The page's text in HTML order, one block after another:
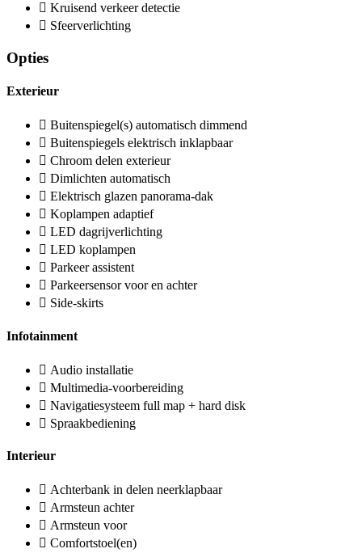
Kruisend verkeer detectie
Sfeerverlichting
Opties
Exterieur
Buitenspiegel(s) automatisch dimmend
Buitenspiegels elektrisch inklapbaar
Chroom delen exterieur
Dimlichten automatisch
Elektrisch glazen panorama-dak
Koplampen adaptief
LED dagrijverlichting
LED koplampen
Parkeer assistent
Parkeersensor voor en achter
Side-skirts
Infotainment
Audio installatie
Multimedia-voorbereiding
Navigatiesysteem full map + hard disk
Spraakbediening
Interieur
Achterbank in delen neerklapbaar
Armsteun achter
Armsteun voor
Comfortstoel(en)